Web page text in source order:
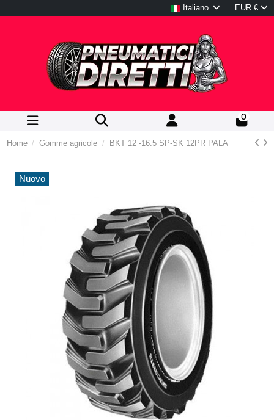
Italiano EUR €
0
Home Gomme agricole BKT 12 -16.5 SP-SK 12PR PALA
Nuovo